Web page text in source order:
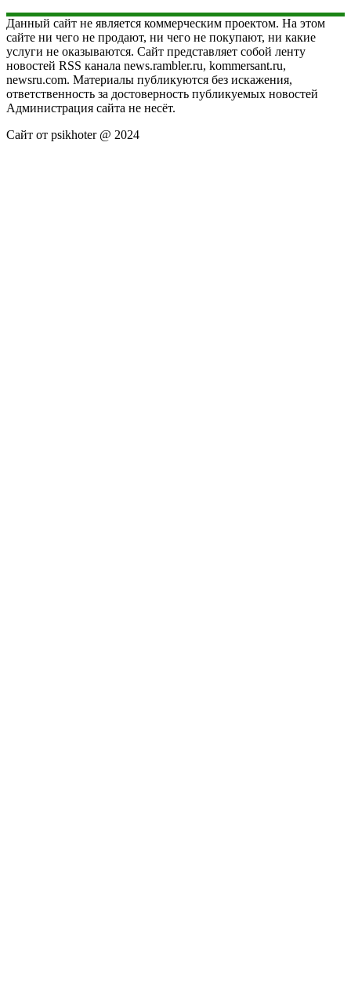
Данный сайт не является коммерческим проектом. На этом
сайте ни чего не продают, ни чего не покупают, ни какие
услуги не оказываются. Сайт представляет собой ленту
новостей RSS канала news.rambler.ru, kommersant.ru,
newsru.com. Материалы публикуются без искажения,
ответственность за достоверность публикуемых новостей
Администрация сайта не несёт.
Сайт от psikhoter @ 2024